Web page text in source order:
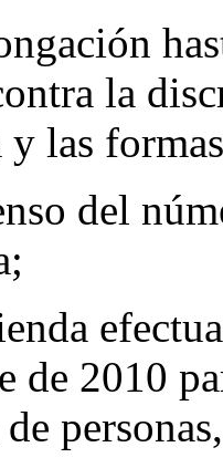
la
las
del
de 2010